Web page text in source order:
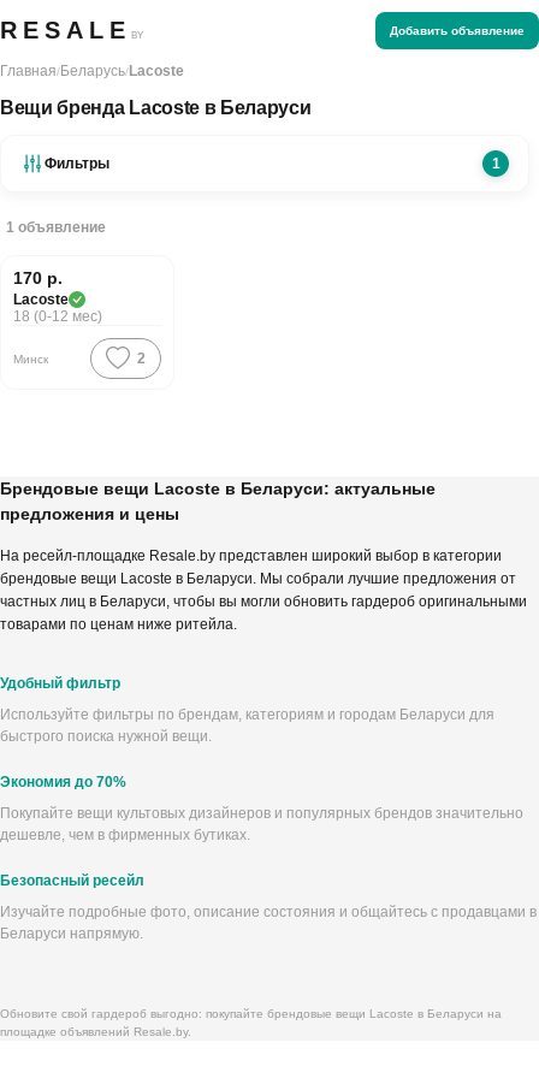
RESALE BY Добавить объявление
Главная/Беларусь/Lacoste
Вещи бренда Lacoste в Беларуси
Фильтры 1
1 объявление
PREMIUM
170 р.
Lacoste
18 (0-12 мес)
Минск 2
Брендовые вещи Lacoste в Беларуси: актуальные
предложения и цены
На ресейл-площадке Resale.by представлен широкий выбор в категории
брендовые вещи Lacoste в Беларуси. Мы собрали лучшие предложения от
частных лиц в Беларуси, чтобы вы могли обновить гардероб оригинальными
товарами по ценам ниже ритейла.
Удобный фильтр
Используйте фильтры по брендам, категориям и городам Беларуси для
быстрого поиска нужной вещи.
Экономия до 70%
Покупайте вещи культовых дизайнеров и популярных брендов значительно
дешевле, чем в фирменных бутиках.
Безопасный ресейл
Изучайте подробные фото, описание состояния и общайтесь с продавцами в
Беларуси напрямую.
Обновите свой гардероб выгодно: покупайте брендовые вещи Lacoste в Беларуси на
площадке объявлений Resale.by.